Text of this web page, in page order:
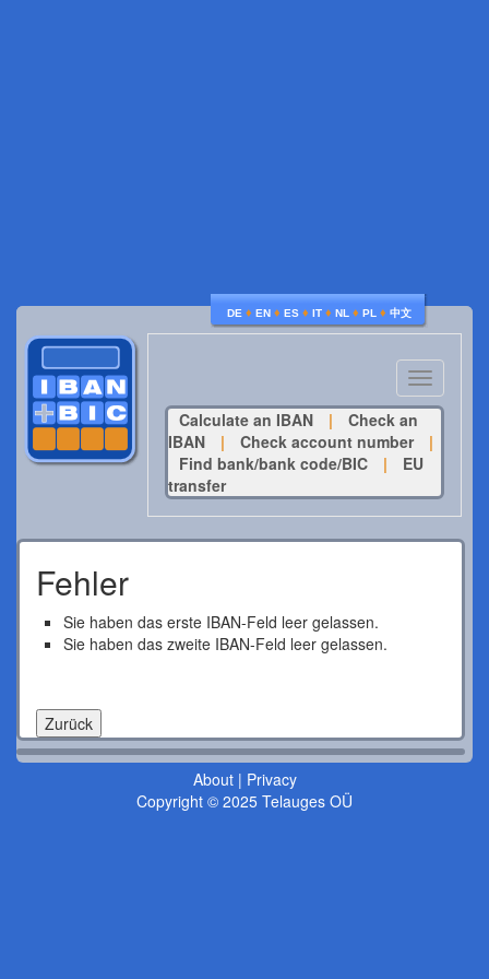
DE ♦ EN ♦ ES ♦ IT ♦ NL ♦ PL ♦ 中文
Toggle
navigation
Calculate an IBAN
|
Check an
IBAN
| Check account number
|
Find bank/bank code/BIC
|
EU
transfer
Fehler
Sie haben das erste IBAN-Feld leer gelassen.
Sie haben das zweite IBAN-Feld leer gelassen.
About| Privacy
Copyright © 2025 Telauges OÜ